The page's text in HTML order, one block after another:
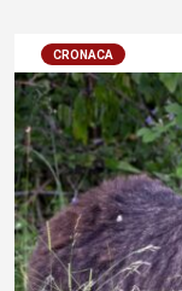
CRONACA